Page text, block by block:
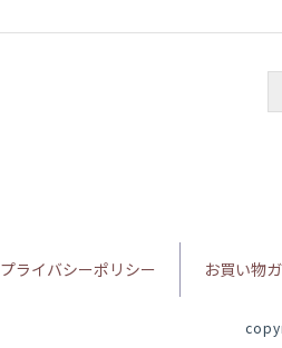
プライバシーポリシー お買い物